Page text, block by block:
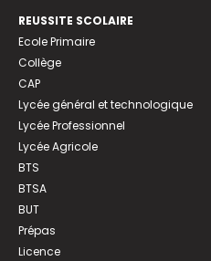
REUSSITE SCOLAIRE
Ecole Primaire
Collège
CAP
Lycée général et technologique
Lycée Professionnel
Lycée Agricole
BTS
BTSA
BUT
Prépas
Licence